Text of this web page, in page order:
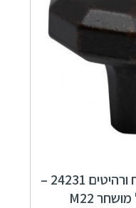
ידיות כפתור למטבח ורהיטים 24231 –